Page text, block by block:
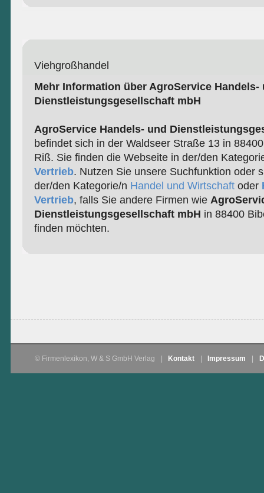
Viehgroßhandel
Mehr Information über AgroService Handels-
Dienstleistungsgesellschaft mbH
AgroService Handels- und
befindet sich in der Waldseer Straße 13 in
Riß. Sie finden die Webseite in der/den
Vertrieb. Nutzen Sie unsere Suchfunktion oder
der/den Kategorie/n Handel und Wirtschaftoder
Vertrieb, falls Sie andere Firmen wie
Dienstleistungsgesellschaft mbH in 88400
finden möchten.
© Firmenlexikon, W & S GmbH Verlag Kontakt Impressum